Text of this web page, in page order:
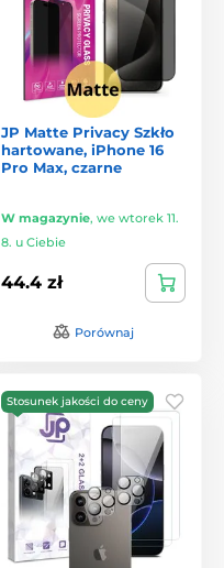
JP Matte Privacy Szkło
hartowane, iPhone 16
Pro Max, czarne
W magazynie, we wtorek 11.
8. u Ciebie
44.4 zł
Porównaj
Stosunek jakości do ceny